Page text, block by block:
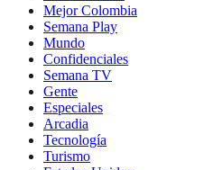
Mejor Colombia
Semana Play
Mundo
Confidenciales
Semana TV
Gente
Especiales
Arcadia
Tecnología
Turismo